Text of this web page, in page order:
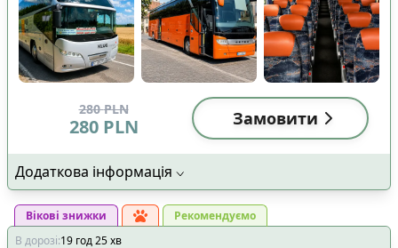
280 PLN
280 PLN Замовити
Додаткова інформація
Вікові знижки
Рекомендуємо
В дорозі:19 год25хв